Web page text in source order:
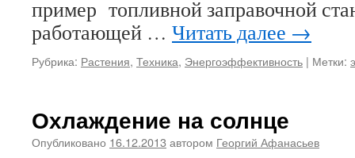
пример топливной заправочной
работающей … Читать далее →
Рубрика: Растения, Техника, Энергоэффективность | Метки:
Охлаждение на солнце
Опубликовано 16.12.2013 автором Георгий Афанасьев